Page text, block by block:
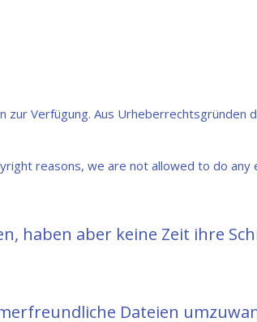
Verfügung. Aus Urheberrechtsgründen
reasons, we are not allowed to do
haben aber keine Zeit ihre
Dateien